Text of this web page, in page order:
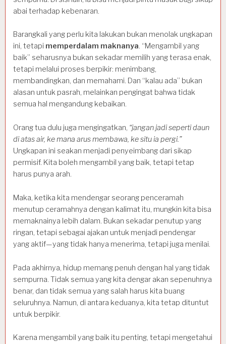
abai terhadap kebenaran.
Barangkali yang perlu kita lakukan bukan menolak ungkapan
ini, tetapi memperdalam maknanya. “Mengambil yang
baik” seharusnya bukan sekadar memilih yang terasa enak,
tetapi melalui proses berpikir: menimbang,
membandingkan, dan memahami. Dan “kalau ada” bukan
alasan untuk pasrah, melainkan pengingat bahwa tidak
semua hal mengandung kebaikan.
Orang tua dulu juga mengingatkan, “jangan jadi seperti daun
di atas air, ke mana arus membawa, ke situ ia pergi.”
Ungkapan ini seakan menjadi penyeimbang dari sikap
permisif. Kita boleh mengambil yang baik, tetapi tetap
harus punya arah.
Maka, ketika kita mendengar seorang penceramah
menutup ceramahnya dengan kalimat itu, mungkin kita bisa
memaknainya lebih dalam. Bukan sekadar penutup yang
ringan, tetapi sebagai ajakan untuk menjadi pendengar
yang aktif—yang tidak hanya menerima, tetapi juga menilai.
Pada akhirnya, hidup memang penuh dengan hal yang tidak
sempurna. Tidak semua yang kita dengar akan sepenuhnya
benar, dan tidak semua yang salah harus kita buang
seluruhnya. Namun, di antara keduanya, kita tetap dituntut
untuk berpikir.
Karena mengambil yang baik itu penting, tetapi mengetahui